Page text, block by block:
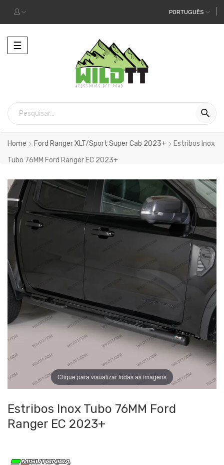
PORTUGUÊS
Alternar
a
☰

Home Ford Ranger XLT/Sport Super Cab 2023+
Estribos Inox
Tubo 76MM Ford Ranger EC 2023+
Clique para visualizar todas as imagens
Estribos Inox Tubo 76MM Ford
Ranger EC 2023+